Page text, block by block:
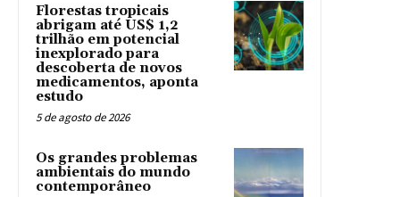
Florestas tropicais
abrigam até US$ 1,2
trilhão em potencial
inexplorado para
descoberta de novos
medicamentos, aponta
estudo
5 de agosto de 2026
Os grandes problemas
ambientais do mundo
contemporâneo